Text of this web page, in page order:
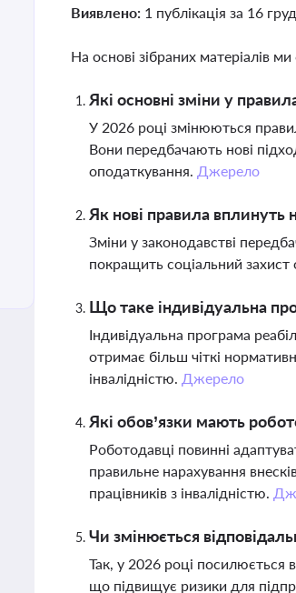
Виявлено: 1 публікація за 16
На основі зібраних матеріалів
Які основні зміни у
У 2026 році змінюються
Вони передбачають нові
оподаткування. Джерело
Як нові правила вплинуть
Зміни у законодавстві
покращить соціальний захист
Що таке індивідуальна
Індивідуальна програма
отримає більш чіткі
інвалідністю. Джерело
Які обов’язки мають
Роботодавці повинні
правильне нарахування
працівників з інвалідністю.
Чи змінюється
Так, у 2026 році посилюється
що підвищує ризики для